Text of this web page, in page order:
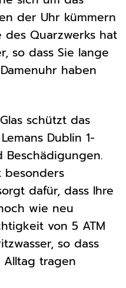
der Uhr kümmern
des Quarzwerks hat
so dass Sie lange
haben
schützt das
Dublin 1-
Beschädigungen.
besonders
dafür, dass Ihre
wie neu
von 5 ATM
so dass
tragen